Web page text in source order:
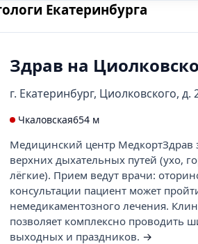
Екатеринбурга
Здрав на
г. Екатеринбург, Циолковского, д.
Чкаловская654 м
Медицинский центр МедкортЗдрав
верхних дыхательных путей (ухо,
лёгкие). Прием ведут врачи:
консультации пациент может
немедикаментозного лечения.
позволяет комплексно проводить
выходных и праздников. →